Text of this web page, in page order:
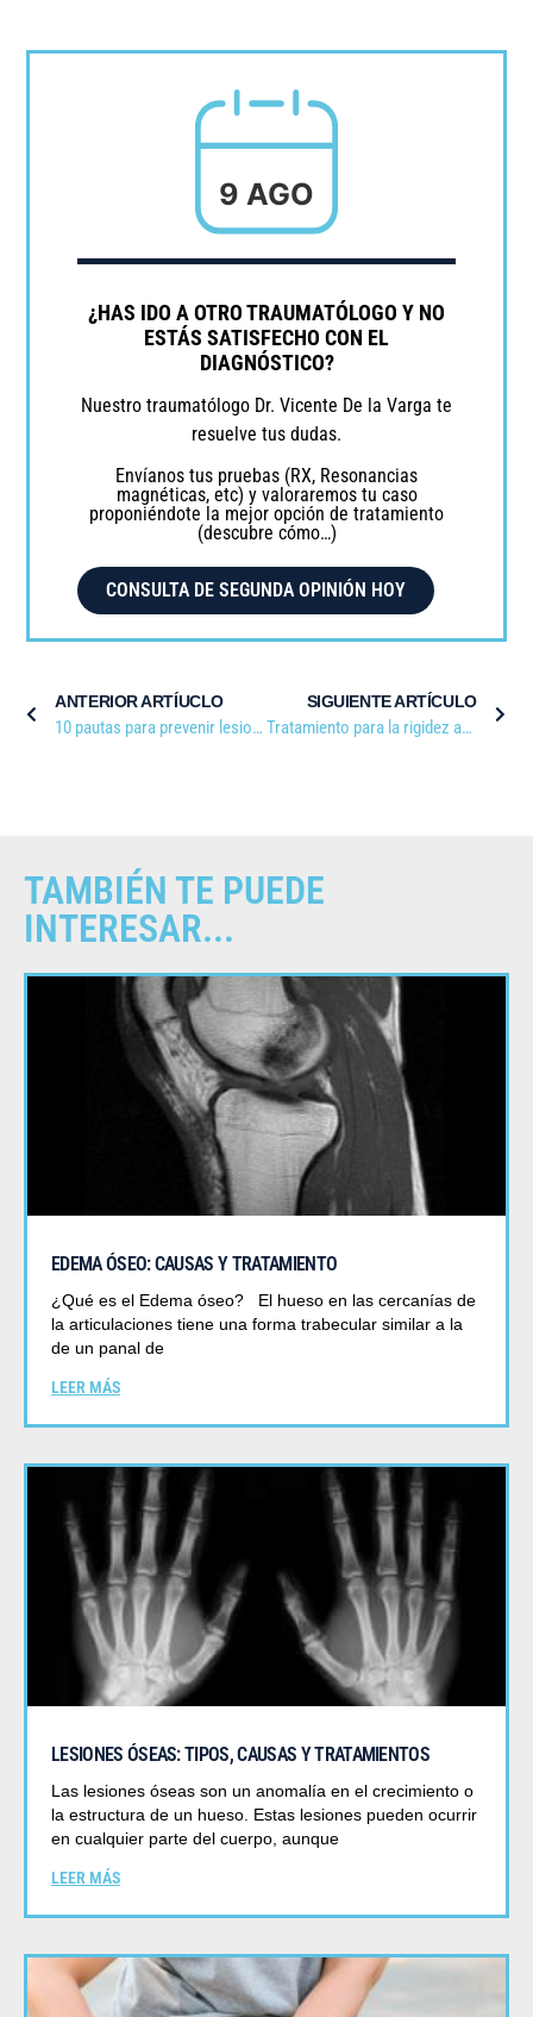
9 AGO
¿HAS IDO A OTRO TRAUMATÓLOGO Y NO
ESTÁS SATISFECHO CON EL
DIAGNÓSTICO?
Nuestro traumatólogo Dr. Vicente De la Varga te
resuelve tus dudas.
Envíanos tus pruebas (RX, Resonancias
magnéticas, etc) y valoraremos tu caso
proponiéndote la mejor opción de tratamiento
(descubre cómo…)
CONSULTA DE SEGUNDA OPINIÓN HOY
ANTERIOR ARTÍUCLO
10 pautas para prevenir lesiones deportivas
SIGUIENTE ARTÍCULO
Tratamiento para la rigidez articular: artrolisis
TAMBIÉN TE PUEDE
INTERESAR...
EDEMA ÓSEO: CAUSAS Y TRATAMIENTO
¿Qué es el Edema óseo? El hueso en las cercanías de
la articulaciones tiene una forma trabecular similar a la
de un panal de
LEER MÁS
LESIONES ÓSEAS: TIPOS, CAUSAS Y TRATAMIENTOS
Las lesiones óseas son un anomalía en el crecimiento o
la estructura de un hueso. Estas lesiones pueden ocurrir
en cualquier parte del cuerpo, aunque
LEER MÁS